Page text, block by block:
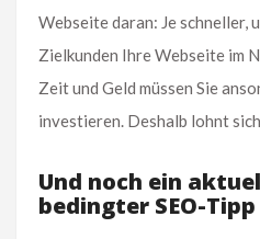
Webseite daran: Je schneller,
Zielkunden Ihre Webseite im
Zeit und Geld müssen Sie
investieren. Deshalb lohnt
Und noch ein
bedingter SEO-Tipp